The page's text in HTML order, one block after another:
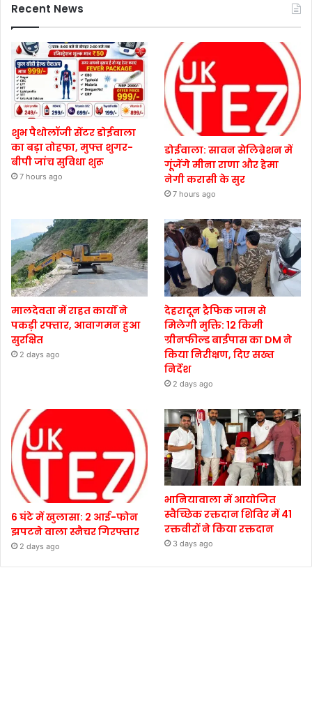
Recent News
शुभ पैथोलॉजी सेंटर डोईवाला
का बड़ा तोहफा, मुफ्त शुगर-
बीपी जांच सुविधा शुरू
7 hours ago
डोईवाला: सावन सेलिब्रेशन में
गूंजेंगे मीना राणा और हेमा
नेगी करासी के सुर
7 hours ago
मालदेवता में राहत कार्यों ने
पकड़ी रफ्तार, आवागमन हुआ
सुरक्षित
2 days ago
देहरादून ट्रैफिक जाम से
मिलेगी मुक्ति: 12 किमी
ग्रीनफील्ड बाईपास का DM ने
किया निरीक्षण, दिए सख्त
निर्देश
2 days ago
6 घंटे में खुलासा: 2 आई-फोन
झपटने वाला स्नैचर गिरफ्तार
2 days ago
भानियावाला में आयोजित
स्वैच्छिक रक्तदान शिविर में 41
रक्तवीरों ने किया रक्तदान
3 days ago